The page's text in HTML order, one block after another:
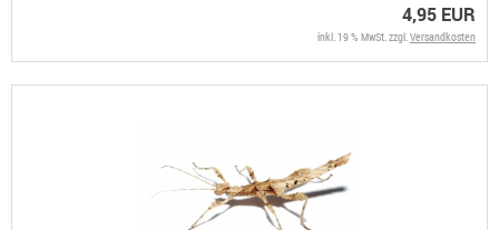
4,95 EUR
inkl. 19 % MwSt. zzgl.Versandkosten